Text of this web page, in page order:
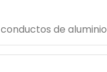
conductos de aluminio